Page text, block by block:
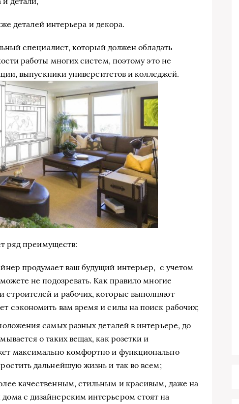
деталей интерьера и декора.
специалист, который должен обладать
работы многих систем, поэтому это не
выпускники университетов и колледжей.
ряд преимуществ:
продумает ваш будущий интерьер, с учетом
не подозревать. Как правило многие
строителей и рабочих, которые выполняют
сэкономить вам время и силы на поиск рабочих;
самых разных деталей в интерьере, до
о таких вещах, как розетки и
максимально комфортно и функционально
дальнейшую жизнь и так во всем;
качественным, стильным и красивым, даже на
с дизайнерским интерьером стоят на